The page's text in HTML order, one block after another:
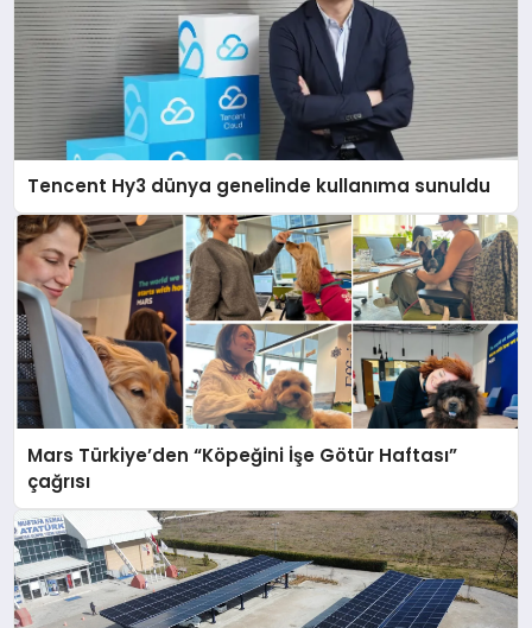
Tencent Hy3 dünya genelinde kullanıma sunuldu
Mars Türkiye’den “Köpeğini İşe Götür Haftası”
çağrısı